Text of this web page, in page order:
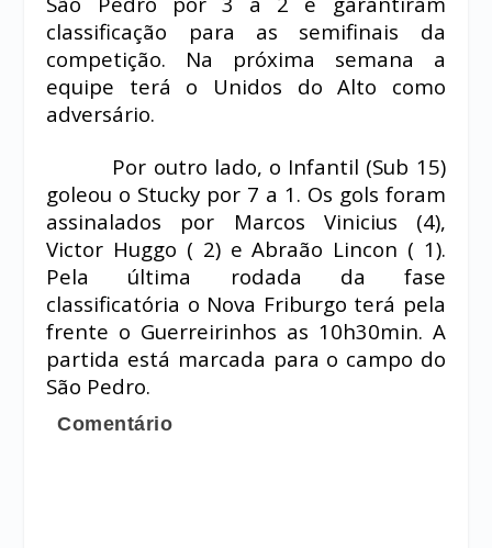
classificação para as semifinais da
competição. Na próxima semana a
equipe terá o Unidos do Alto como
adversário.
Por outro lado, o Infantil (Sub 15)
goleou o Stucky por 7 a 1. Os gols foram
assinalados por Marcos Vinicius (4),
Victor Huggo ( 2) e Abraão Lincon ( 1).
Pela última rodada da fase
classificatória o Nova Friburgo terá pela
frente o Guerreirinhos as 10h30min. A
partida está marcada para o campo do
São Pedro.
Comentário